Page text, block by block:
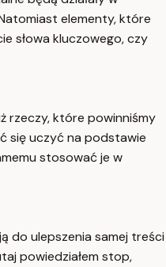
elementy, które
słowa kluczowego, czy
rzeczy, które powinniśmy
się uczyć na podstawie
stosować je w
do ulepszenia samej treści
powiedziałem stop,